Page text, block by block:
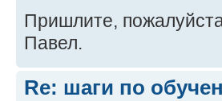
Пришлите,
Павел.
Re: шаги по